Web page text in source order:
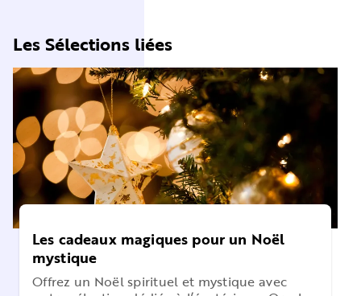
Les Sélections liées
Les cadeaux magiques pour un Noël
mystique
Offrez un Noël spirituel et mystique avec